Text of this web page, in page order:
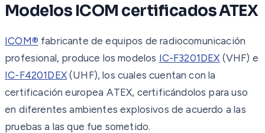
Modelos ICOM certificados ATEX
ICOM® fabricante de equipos de radiocomunicación
profesional, produce los modelos IC-F3201DEX (VHF) e
IC-F4201DEX(UHF), los cuales cuentan con la
certificación europea ATEX, certificándolos para uso
en diferentes ambientes explosivos de acuerdo a las
pruebas a las que fue sometido.